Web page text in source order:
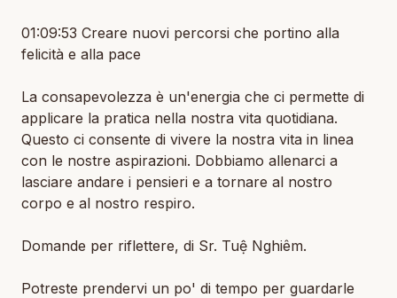
01:09:53 Creare nuovi percorsi che portino alla
felicità e alla pace
La consapevolezza è un'energia che ci permette di
applicare la pratica nella nostra vita quotidiana.
Questo ci consente di vivere la nostra vita in linea
con le nostre aspirazioni. Dobbiamo allenarci a
lasciare andare i pensieri e a tornare al nostro
corpo e al nostro respiro.
Domande per riflettere, di Sr. Tuệ Nghiêm.
Potreste prendervi un po' di tempo per guardarle